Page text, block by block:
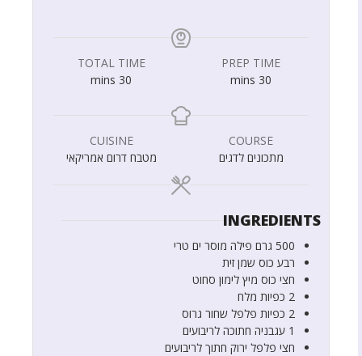
PREP TIME
30
mins
TOTAL TIME
30
mins
COURSE
מתכונים לדגים
CUISINE
מטבח דרום אמריקאי
INGREDIENTS
500 גרם פילה מוסר ים טרי
רבע כוס שמן זית
חצי כוס מיץ לימון סחוט
2 כפיות מלח
2 כפיות פלפל שחור גרוס
1 עגבניה חתוכה לריבועים
חצי פלפל ירוק חתוך לריבועים